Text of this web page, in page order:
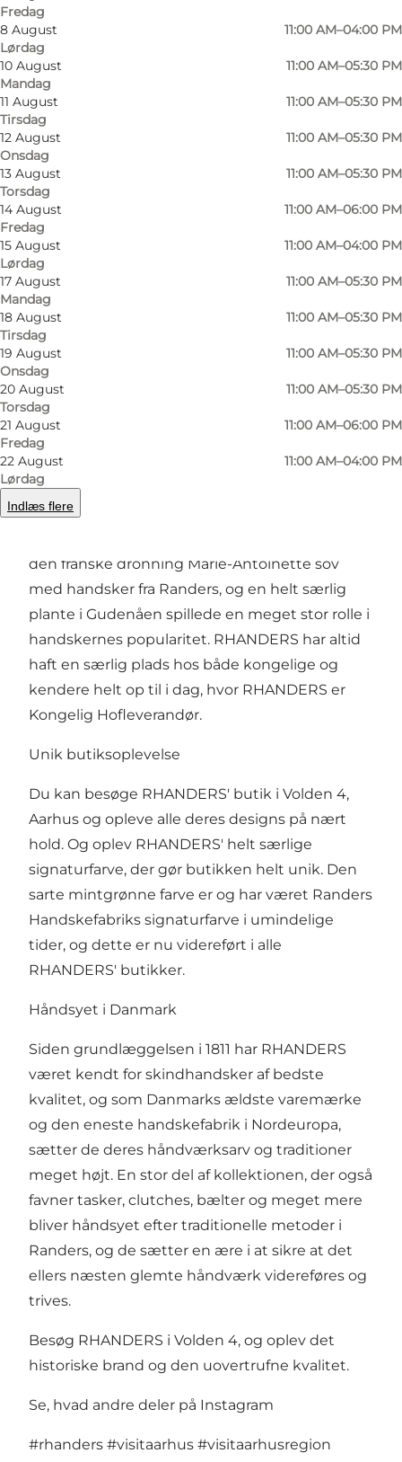
Fredag
8 August
Lørdag
11:00 AM–04:00 PM
10 August
Mandag
11:00 AM–05:30 PM
11 August
Tirsdag
11:00 AM–05:30 PM
12 August
Onsdag
11:00 AM–05:30 PM
13 August
Torsdag
11:00 AM–05:30 PM
14 August
Fredag
11:00 AM–06:00 PM
15 August
Lørdag
11:00 AM–04:00 PM
17 August
Mandag
11:00 AM–05:30 PM
18 August
Tirsdag
11:00 AM–05:30 PM
19 August
Onsdag
11:00 AM–05:30 PM
20 August
Torsdag
11:00 AM–05:30 PM
21 August
Fredag
11:00 AM–06:00 PM
22 August
Lørdag
11:00 AM–04:00 PM
Indlæs flere
Foto:
I 1811 blev Randers Handskefabrik grundlagt på
århundreders tradition for handskemageri i
Randers. I 1700-tallet beskæftigede handske-
den franske dronning Marie-Antoinette sov
med handsker fra Randers, og en helt særlig
plante i Gudenåen spillede en meget stor rolle i
handskernes popularitet. RHANDERS har altid
haft en særlig plads hos både kongelige og
kendere helt op til i dag, hvor RHANDERS er
Kongelig Hofleverandør.
Unik butiksoplevelse
Du kan besøge RHANDERS' butik i Volden 4,
Aarhus og opleve alle deres designs på nært
hold. Og oplev RHANDERS' helt særlige
signaturfarve, der gør butikken helt unik. Den
sarte mintgrønne farve er og har været Randers
Handskefabriks signaturfarve i umindelige
tider, og dette er nu videreført i alle
RHANDERS' butikker.
Håndsyet i Danmark
Siden grundlæggelsen i 1811 har RHANDERS
været kendt for skindhandsker af bedste
kvalitet, og som Danmarks ældste varemærke
og den eneste handskefabrik i Nordeuropa,
sætter de deres håndværksarv og traditioner
meget højt. En stor del af kollektionen, der også
favner tasker, clutches, bælter og meget mere
bliver håndsyet efter traditionelle metoder i
Randers, og de sætter en ære i at sikre at det
ellers næsten glemte håndværk videreføres og
trives.
Besøg RHANDERS i Volden 4, og oplev det
historiske brand og den uovertrufne kvalitet.
Se, hvad andre deler på Instagram
#rhanders #visitaarhus #visitaarhusregion